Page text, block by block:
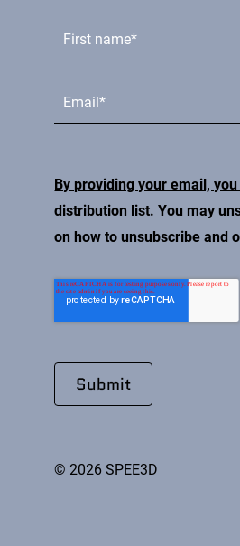
By providing your email,
distribution list. You may
on how to unsubscribe and
© 2026 SPEE3D